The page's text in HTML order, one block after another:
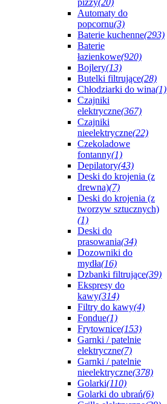
pizzy(20)
Automaty do
popcornu(3)
Baterie kuchenne(293)
Baterie
łazienkowe(920)
Bojlery(13)
Butelki filtrujące(28)
Chłodziarki do wina(1)
Czajniki
elektryczne(367)
Czajniki
nieelektryczne(22)
Czekoladowe
fontanny(1)
Depilatory(43)
Deski do krojenia (z
drewna)(7)
Deski do krojenia (z
tworzyw sztucznych)
(1)
Deski do
prasowania(34)
Dozowniki do
mydła(16)
Dzbanki filtrujące(39)
Ekspresy do
kawy(314)
Filtry do kawy(4)
Fondue(1)
Frytownice(153)
Garnki / patelnie
elektryczne(7)
Garnki / patelnie
nieelektryczne(378)
Golarki(110)
Golarki do ubrań(6)